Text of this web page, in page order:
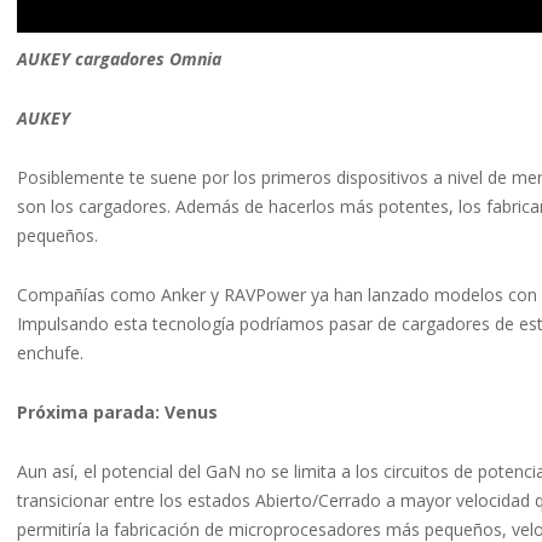
AUKEY cargadores Omnia
AUKEY
Posiblemente te suene por los primeros dispositivos a nivel de
son los cargadores. Además de hacerlos más potentes, los
pequeños.
Compañías como Anker y RAVPower ya han lanzado modelos
Impulsando esta tecnología podríamos pasar de cargadores de
enchufe.
Próxima parada: Venus
Aun así, el potencial del GaN no se limita a los circuitos de
transicionar entre los estados Abierto/Cerrado a mayor
permitiría la fabricación de microprocesadores más pequeños,